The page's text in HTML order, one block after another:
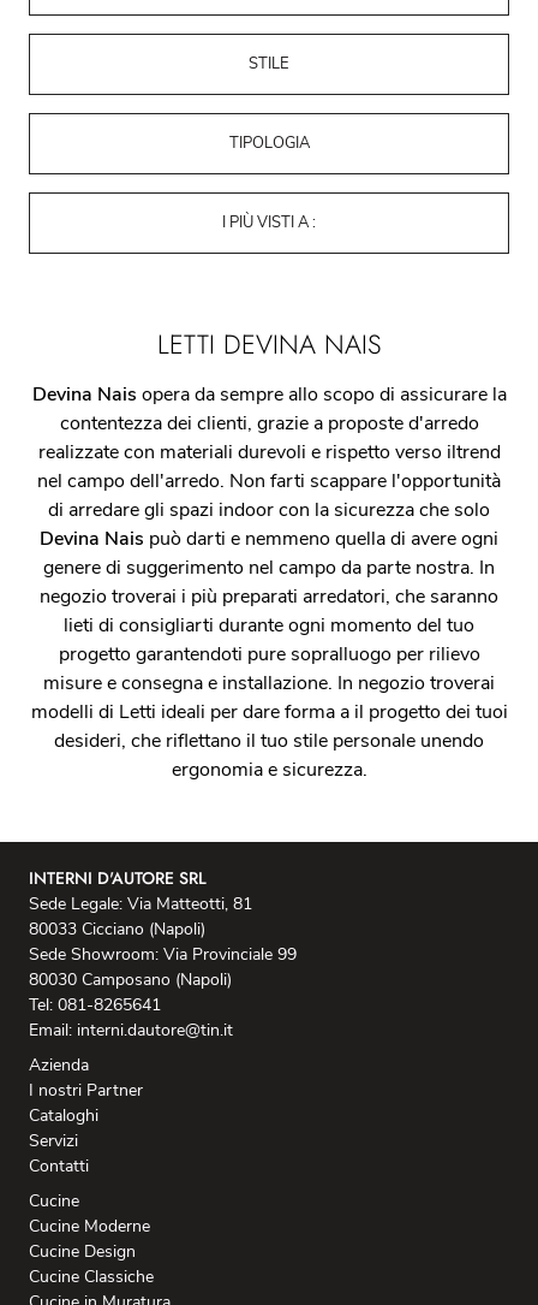
STILE
TIPOLOGIA
I PIÙ VISTI A :
LETTI DEVINA NAIS
Devina Nais opera da sempre allo scopo di assicurare la
contentezza dei clienti, grazie a proposte d'arredo
realizzate con materiali durevoli e rispetto verso iltrend
nel campo dell'arredo. Non farti scappare l'opportunità
di arredare gli spazi indoor con la sicurezza che solo
Devina Nais può darti e nemmeno quella di avere ogni
genere di suggerimento nel campo da parte nostra. In
negozio troverai i più preparati arredatori, che saranno
lieti di consigliarti durante ogni momento del tuo
progetto garantendoti pure sopralluogo per rilievo
misure e consegna e installazione. In negozio troverai
modelli di Letti ideali per dare forma a il progetto dei tuoi
desideri, che riflettano il tuo stile personale unendo
ergonomia e sicurezza.
INTERNI D'AUTORE SRL
Sede Legale: Via Matteotti, 81
80033 Cicciano (Napoli)
Sede Showroom: Via Provinciale 99
80030 Camposano (Napoli)
Tel: 081-8265641
Email: interni.dautore@tin.it
Azienda
I nostri Partner
Cataloghi
Servizi
Contatti
Cucine
Cucine Moderne
Cucine Design
Cucine Classiche